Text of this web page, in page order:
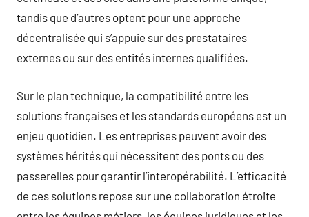
tandis que d’autres optent pour une approche
décentralisée qui s’appuie sur des prestataires
externes ou sur des entités internes qualifiées.
Sur le plan technique, la compatibilité entre les
solutions françaises et les standards européens est un
enjeu quotidien. Les entreprises peuvent avoir des
systèmes hérités qui nécessitent des ponts ou des
passerelles pour garantir l’interopérabilité. L’efficacité
de ces solutions repose sur une collaboration étroite